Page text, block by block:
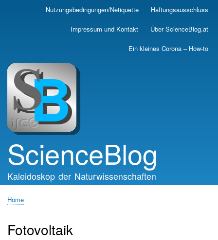
Skip
main
Nutzungsbedingungen/Netiquette Haftungsausschluss
Impressum und Kontakt Über ScienceBlog.at
Ein kleines Corona – How-to
ScienceBlog
Kaleidoskop der Naturwissenschaften
Home
Fotovoltaik